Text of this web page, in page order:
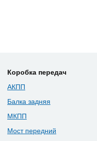
Коробка передач
АКПП
Балка задняя
МКПП
Мост передний